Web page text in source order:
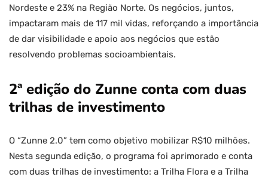
Nordeste e 23% na Região Norte. Os negócios, juntos,
impactaram mais de 117 mil vidas, reforçando a importância
de dar visibilidade e apoio aos negócios que estão
resolvendo problemas socioambientais.
2ª edição do Zunne conta com duas
trilhas de investimento
O “Zunne 2.0” tem como objetivo mobilizar R$10 milhões.
Nesta segunda edição, o programa foi aprimorado e conta
com duas trilhas de investimento: a Trilha Flora e a Trilha